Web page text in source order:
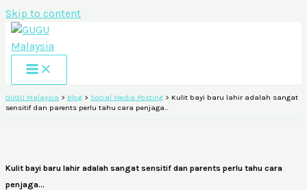
Skip to content
GUGU Malaysia > Blog > Social Media Posting > Kulit bayi baru lahir adalah sangat
sensitif dan parents perlu tahu cara penjaga…
Kulit bayi baru lahir adalah sangat sensitif dan parents perlu tahu cara
penjaga…